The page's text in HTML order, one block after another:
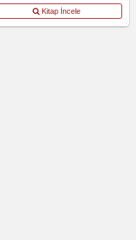
Kitap İncele